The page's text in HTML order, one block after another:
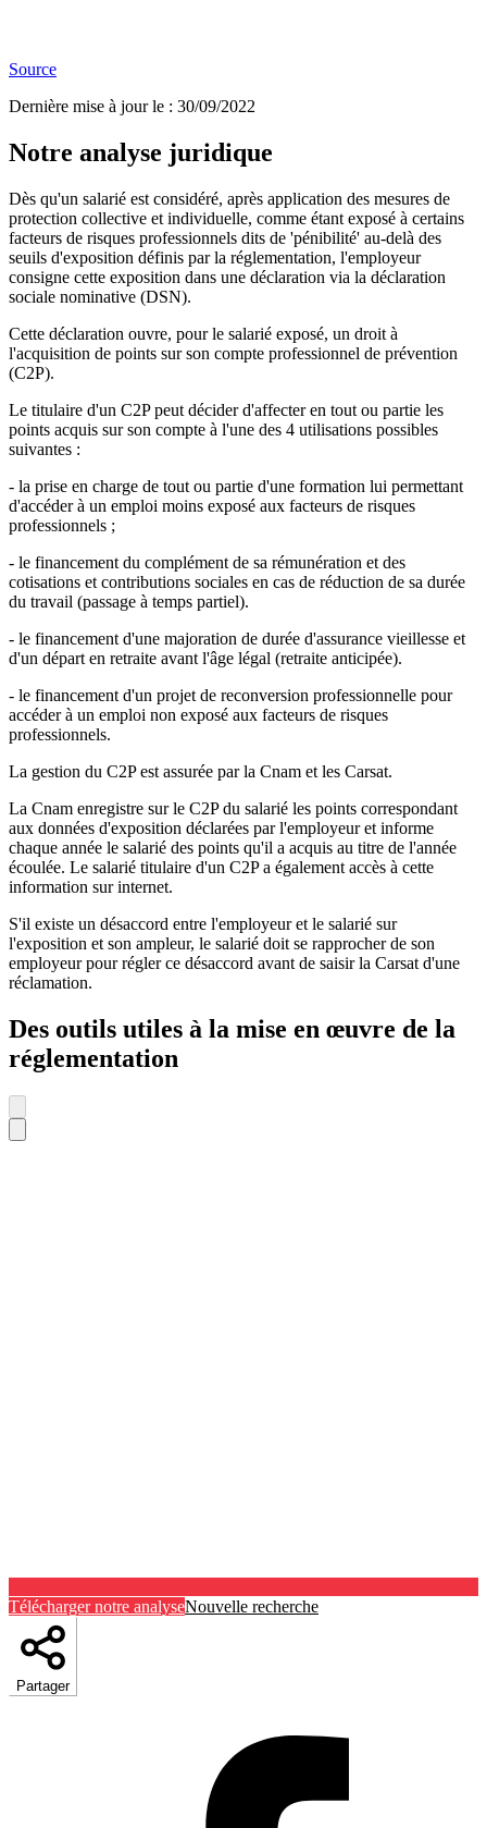
Source
Dernière mise à jour le : 30/09/2022
Notre analyse juridique
Dès qu'un salarié est considéré, après application des mesures de
protection collective et individuelle, comme étant exposé à certains
facteurs de risques professionnels dits de 'pénibilité' au-delà des
seuils d'exposition définis par la réglementation, l'employeur
consigne cette exposition dans une déclaration via la déclaration
sociale nominative (DSN).
Cette déclaration ouvre, pour le salarié exposé, un droit à
l'acquisition de points sur son compte professionnel de prévention
(C2P).
Le titulaire d'un C2P peut décider d'affecter en tout ou partie les
points acquis sur son compte à l'une des 4 utilisations possibles
suivantes :
- la prise en charge de tout ou partie d'une formation lui permettant
d'accéder à un emploi moins exposé aux facteurs de risques
professionnels ;
- le financement du complément de sa rémunération et des
cotisations et contributions sociales en cas de réduction de sa durée
du travail (passage à temps partiel).
- le financement d'une majoration de durée d'assurance vieillesse et
d'un départ en retraite avant l'âge légal (retraite anticipée).
- le financement d'un projet de reconversion professionnelle pour
accéder à un emploi non exposé aux facteurs de risques
professionnels.
La gestion du C2P est assurée par la Cnam et les Carsat.
La Cnam enregistre sur le C2P du salarié les points correspondant
aux données d'exposition déclarées par l'employeur et informe
chaque année le salarié des points qu'il a acquis au titre de l'année
écoulée. Le salarié titulaire d'un C2P a également accès à cette
information sur internet.
S'il existe un désaccord entre l'employeur et le salarié sur
l'exposition et son ampleur, le salarié doit se rapprocher de son
employeur pour régler ce désaccord avant de saisir la Carsat d'une
réclamation.
Des outils utiles à la mise en œuvre de la
réglementation
Télécharger notre analyseNouvelle recherche
Partager